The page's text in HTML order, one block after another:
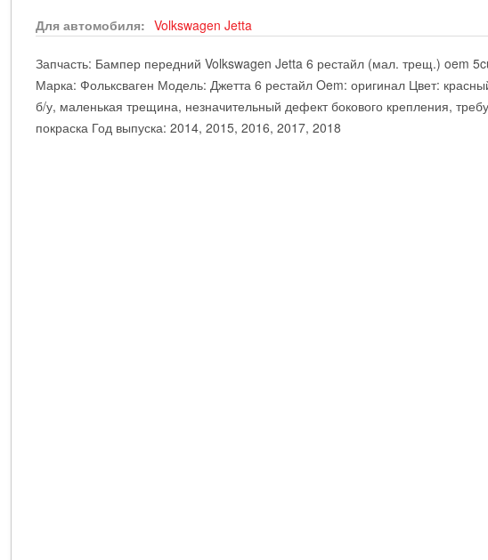
Для автомобиля: Volkswagen Jetta
Запчасть: Бампер передний Volkswagen Jetta 6 рестайл (мал. трещ.) oem
Марка: Фольксваген Модель: Джетта 6 рестайл Oem: оригинал Цвет:
б/у, маленькая трещина, незначительный дефект бокового крепления,
покраска Год выпуска: 2014, 2015, 2016, 2017, 2018